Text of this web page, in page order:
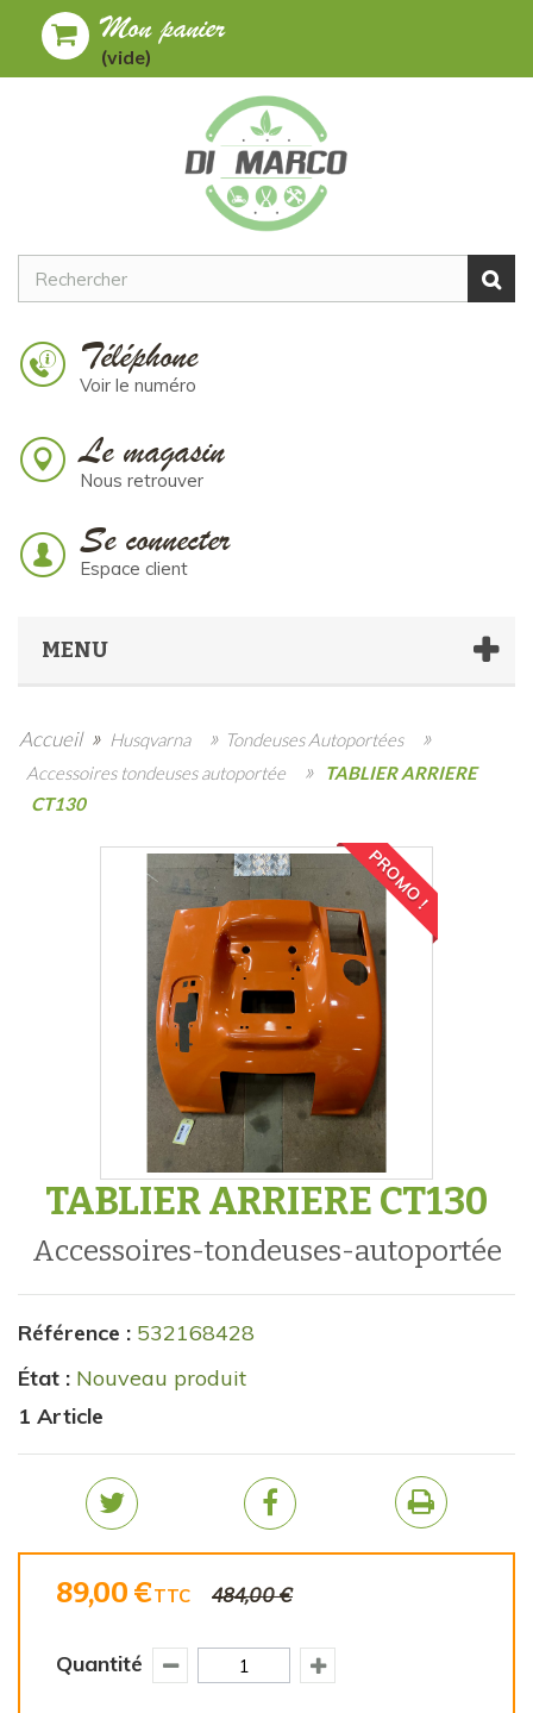
Mon panier
(vide)
Téléphone
Voir le numéro
Le magasin
Nous retrouver
Se connecter
Espace client
MENU
Accueil » Husqvarna » Tondeuses Autoportées »
Accessoires tondeuses autoportée »
TABLIER ARRIERE
CT130
PROMO !
TABLIER ARRIERE CT130
accessoires-tondeuses-autoportée
Référence : 532168428
État : Nouveau produit
1 Article
89,00 €TTC 484,00 €
Quantité